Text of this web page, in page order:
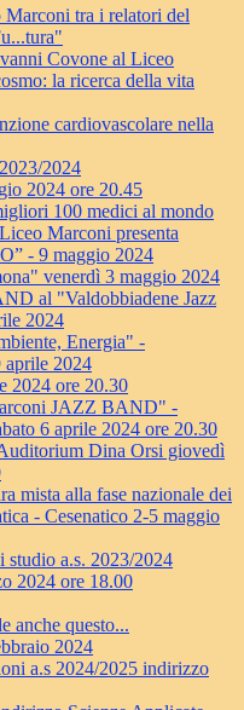
tra i relatori del
Covone al Liceo
la ricerca della vita
cardiovascolare nella
2024
2024 ore 20.45
100 medici al mondo
Marconi presenta
- 9 maggio 2024
venerdì 3 maggio 2024
al "Valdobbiadene Jazz
2024
Energia" -
2024
2024 ore 20.30
JAZZ BAND" -
6 aprile 2024 ore 20.30
Dina Orsi giovedì
mista alla fase nazionale dei
- Cesenatico 2-5 maggio
studio a.s. 2023/2024
2024 ore 18.00
anche questo...
2024
a.s 2024/2025 indirizzo